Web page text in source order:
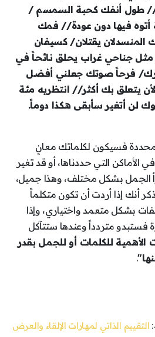
طول أنفك كحبة السمسم /
أتوه فيها دون عودة// فمك
المنسدلان يقتلان/ كسيفان
مثل جناحي غراب يحلق نائحاً في
أرك/ فرحاً صوتك جعلني أفضل
لأن يتعلق بك أكثر// انتظريه مئة
لن أتغير سأبقى هكذا دوماً.
فسيكون لكلماتك معانٍ
الأماكن التي حددناها، أو قد تغير
الجمل بشكل مختلف، وهذا جميل،
أنك إذا أردت أن تكون متكلماً
بشكل متعمد واختياري، وإذا
فستبدو متردداً وعندها ستتآكل
للكلمات أو للجمل بقدر
.
التقييم الذاتي لمهارات الإلقاء والعرض